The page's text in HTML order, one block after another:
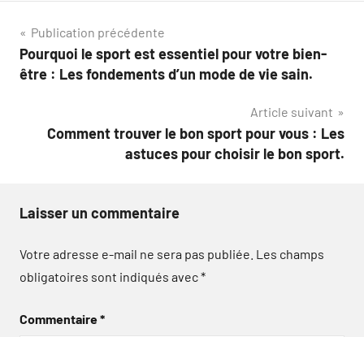
Navigation
de
Publication précédente
Pourquoi le sport est essentiel pour votre bien-
être : Les fondements d’un mode de vie sain.
Article suivant
Comment trouver le bon sport pour vous : Les
astuces pour choisir le bon sport.
Laisser un commentaire
Votre adresse e-mail ne sera pas publiée. Les champs
obligatoires sont indiqués avec*
Commentaire*